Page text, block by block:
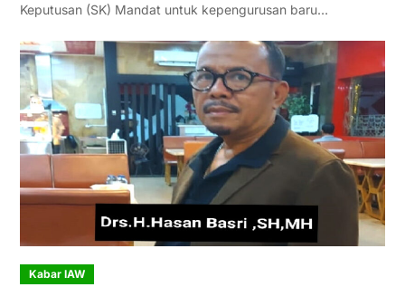
Keputusan (SK) Mandat untuk kepengurusan baru…
Kabar IAW